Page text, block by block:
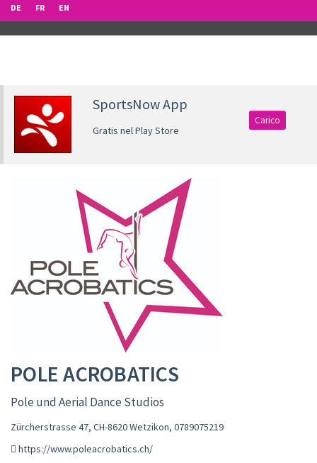
DE FR EN
SportsNow App
Gratis nel Play Store
Carico
POLE ACROBATICS
Pole und Aerial Dance Studios
Zürcherstrasse 47, CH-8620 Wetzikon, 0789075219
https://www.poleacrobatics.ch/